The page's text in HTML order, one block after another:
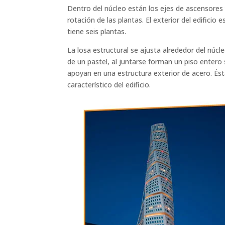
Dentro del núcleo están los ejes de
rotación de las plantas. El exterior del edificio
tiene seis plantas.
La losa estructural se ajusta alrededor del
de un pastel, al juntarse forman un piso
apoyan en una estructura exterior de acero.
característico del edificio.